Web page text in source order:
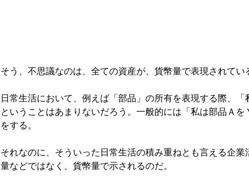
そう、不思議なのは、全ての資産が、貨幣量で表現されてい
日常生活において、例えば「部品」の所有を表現する際、「
ということはあまりないだろう。一般的には「私は部品Ａ
をする。
それなのに、そういった日常生活の積み重ねとも言える企
量などではなく、貨幣量で示されるのだ。